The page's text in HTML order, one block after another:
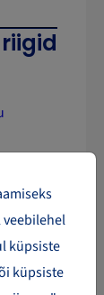
veebilehel
küpsiste
küpsiste